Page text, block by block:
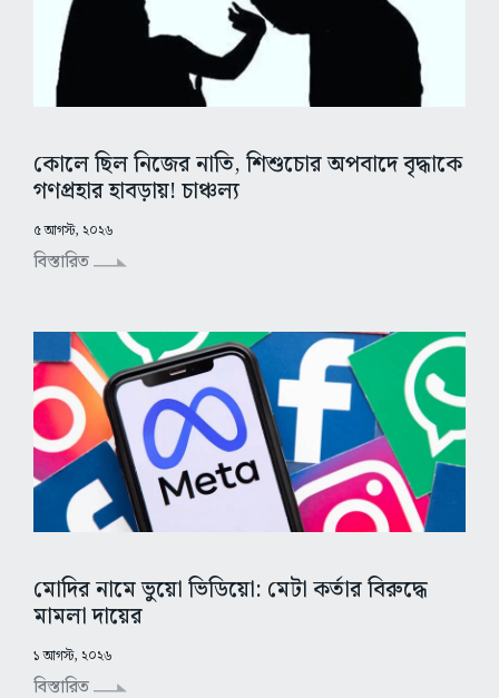
কোলে ছিল নিজের নাতি, শিশুচোর অপবাদে বৃদ্ধাকে
গণপ্রহার হাবড়ায়! চাঞ্চল্য
৫ আগস্ট, ২০২৬
বিস্তারিত
মোদির নামে ভুয়ো ভিডিয়ো: মেটা কর্তার বিরুদ্ধে
মামলা দায়ের
১ আগস্ট, ২০২৬
বিস্তারিত